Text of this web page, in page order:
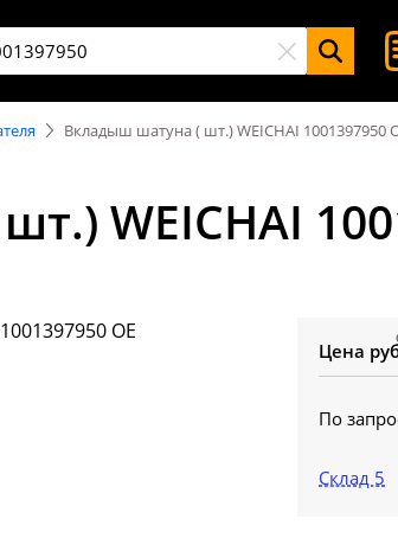
Вкладыш шатуна ( шт.) WEICHAI 1001397950
WEICHAI
Цена
По
Склад 5